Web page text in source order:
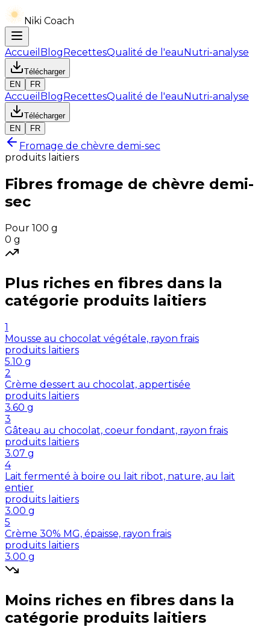
Niki Coach
Accueil BlogRecettesQualité de l'eauNutri-analyse
Télécharger
EN
FR
Accueil BlogRecettesQualité de l'eauNutri-analyse
Télécharger
EN
FR
Fromage de chèvre demi-sec
produits laitiers
Fibres fromage de chèvre demi-
sec
Pour 100 g
0 g
Plus riches en fibres dans la
catégorie produits laitiers
1
Mousse au chocolat végétale, rayon frais
produits laitiers
5.10 g
2
Crème dessert au chocolat, appertisée
produits laitiers
3.60 g
3
Gâteau au chocolat, coeur fondant, rayon frais
produits laitiers
3.07 g
4
Lait fermenté à boire ou lait ribot, nature, au lait
entier
produits laitiers
3.00 g
5
Crème 30% MG, épaisse, rayon frais
produits laitiers
3.00 g
Moins riches en fibres dans la
catégorie produits laitiers